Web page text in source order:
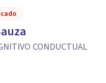
CONDUCTUAL